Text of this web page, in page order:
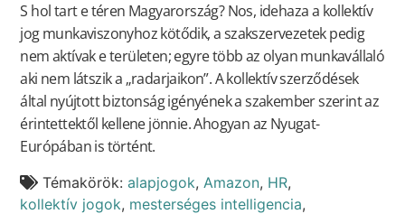
S hol tart e téren Magyarország? Nos, idehaza a kollektív
jog munkaviszonyhoz kötődik, a szakszervezetek pedig
nem aktívak e területen; egyre több az olyan munkavállaló
aki nem látszik a „radarjaikon”. A kollektív szerződések
által nyújtott biztonság igényének a szakember szerint az
érintettektől kellene jönnie. Ahogyan az Nyugat-
Európában is történt.
Témakörök:alapjogok, Amazon, HR,
kollektív jogok, mesterséges intelligencia,